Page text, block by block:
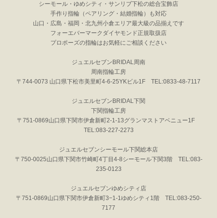
シーモール・ゆめシティ・サンリブ下松の総合宝飾店
手作り指輪（ペアリング・結婚指輪）も対応
山口・広島・福岡・北九州小倉エリア最大級の品揃えです
フォーエバーマークダイヤモンド正規取扱店
プロポーズの指輪はお気軽にご相談ください
ジュエルセブンBRIDAL周南
周南指輪工房
〒744-0073 山口県下松市美里町4-6-25YKビル1F TEL:0833-48-7117
ジュエルセブンBRIDAL下関
下関指輪工房
〒751-0869山口県下関市伊倉新町2-1-13グランマストアベニュー1F
TEL:083-227-2273
ジュエルセブンシーモール下関総本店
〒750-0025山口県下関市竹崎町4丁目4-8シーモール下関3階 TEL:083-
235-0123
ジュエルセブンゆめシティ店
〒751-0869山口県下関市伊倉新町3−1-1ゆめシティ1階 TEL:083-250-
7177